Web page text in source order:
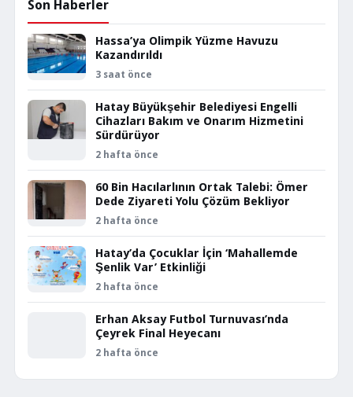
Son Haberler
Hassa’ya Olimpik Yüzme Havuzu
Kazandırıldı
3 saat önce
Hatay Büyükşehir Belediyesi Engelli
Cihazları Bakım ve Onarım Hizmetini
Sürdürüyor
2 hafta önce
60 Bin Hacılarlının Ortak Talebi: Ömer
Dede Ziyareti Yolu Çözüm Bekliyor
2 hafta önce
Hatay’da Çocuklar İçin ‘Mahallemde
Şenlik Var’ Etkinliği
2 hafta önce
Erhan Aksay Futbol Turnuvası’nda
Çeyrek Final Heyecanı
2 hafta önce